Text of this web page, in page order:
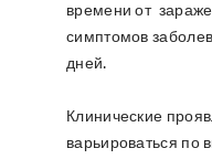
времени от
симптомов
дней.
Клинические
варьироваться по